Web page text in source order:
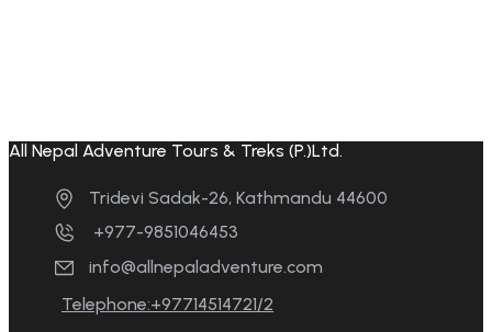
All Nepal Adventure Tours & Treks (P.)Ltd.
Tridevi Sadak-26, Kathmandu 44600
+977-9851046453
info@allnepaladventure.com
Telephone:+97714514721/2